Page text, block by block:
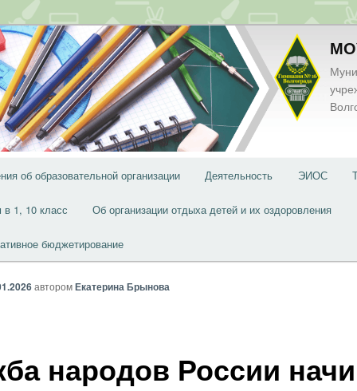
об образовательной организации Деятельность ЭИОС
в 1, 10 класс Об организации отдыха детей и их оздоровления
бюджетирование
народов России
авторомЕкатерина Брынова